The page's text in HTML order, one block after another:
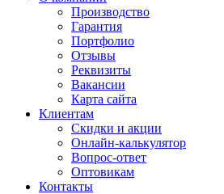
Производство
Гарантия
Портфолио
Отзывы
Реквизиты
Вакансии
Карта сайта
Клиентам
Скидки и акции
Онлайн-калькулятор
Вопрос-ответ
Оптовикам
Контакты